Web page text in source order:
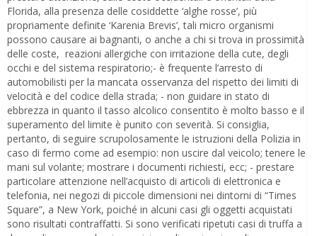
Florida, alla presenza delle cosiddette ‘alghe rosse’, più
propriamente definite ‘Karenia Brevis’, tali micro organismi
possono causare ai bagnanti, o anche a chi si trova in prossimità
delle coste, reazioni allergiche con irritazione della cute, degli
occhi e del sistema respiratorio;- è frequente l’arresto di
automobilisti per la mancata osservanza del rispetto dei limiti di
velocità e del codice della strada; - non guidare in stato di
ebbrezza in quanto il tasso alcolico consentito è molto basso e il
superamento del limite è punito con severità. Si consiglia,
pertanto, di seguire scrupolosamente le istruzioni della Polizia in
caso di fermo come ad esempio: non uscire dal veicolo; tenere le
mani sul volante; mostrare i documenti richiesti, ecc; - prestare
particolare attenzione nell’acquisto di articoli di elettronica e
telefonia, nei negozi di piccole dimensioni nei dintorni di “Times
Square”, a New York, poiché in alcuni casi gli oggetti acquistati
sono risultati contraffatti. Si sono verificati ripetuti casi di truffa a